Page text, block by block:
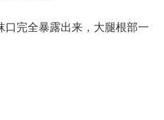
完全暴露出来，大腿根部一